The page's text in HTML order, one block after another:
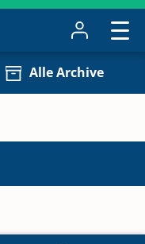
Alle Archive